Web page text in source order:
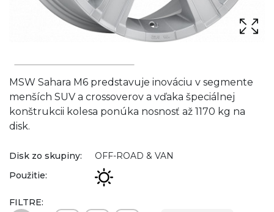
MSW Sahara M6 predstavuje inováciu v segmente
menších SUV a crossoverov a vďaka špeciálnej
konštrukcii kolesa ponúka nosnosť až 1170 kg na
disk.
Disk zo skupiny:
OFF-ROAD & VAN
Použitie:
FILTRE: